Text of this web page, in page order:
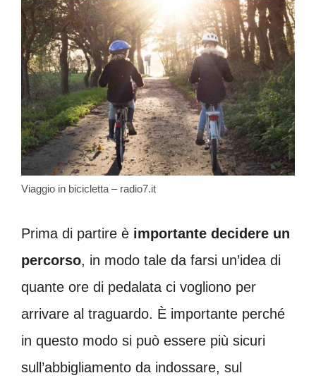
Viaggio in bicicletta – radio7.it
Prima di partire è importante decidere un
percorso, in modo tale da farsi un’idea di
quante ore di pedalata ci vogliono per
arrivare al traguardo. È importante perché
in questo modo si può essere più sicuri
sull’abbigliamento da indossare, sul